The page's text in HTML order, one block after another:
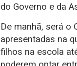
do Governo e da
De manhã, será o
apresentadas na
filhos na escola